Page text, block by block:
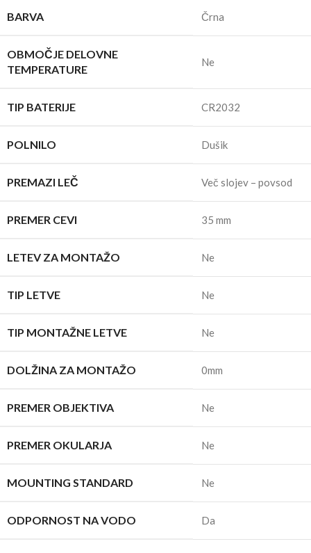
BARVA Črna
OBMOČJE DELOVNE
TEMPERATURE
Ne
TIP BATERIJE CR2032
POLNILO Dušik
PREMAZI LEČ Več slojev – povsod
PREMER CEVI 35 mm
LETEV ZA MONTAŽO Ne
TIP LETVE Ne
TIP MONTAŽNE LETVE Ne
DOLŽINA ZA MONTAŽO 0mm
PREMER OBJEKTIVA Ne
PREMER OKULARJA Ne
MOUNTING STANDARD Ne
ODPORNOST NA VODO Da